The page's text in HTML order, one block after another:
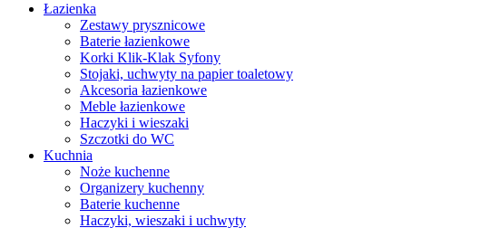
Łazienka
Zestawy prysznicowe
Baterie łazienkowe
Korki Klik-Klak Syfony
Stojaki, uchwyty na papier toaletowy
Akcesoria łazienkowe
Meble łazienkowe
Haczyki i wieszaki
Szczotki do WC
Kuchnia
Noże kuchenne
Organizery kuchenny
Baterie kuchenne
Haczyki, wieszaki i uchwyty